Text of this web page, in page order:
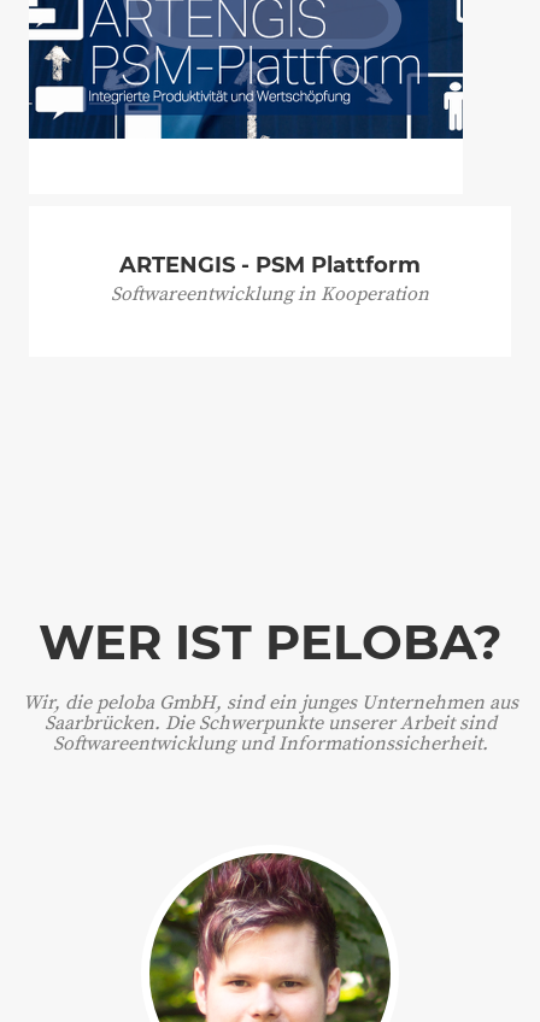
ARTENGIS - PSM Plattform
Softwareentwicklung in Kooperation
WER IST PELOBA?
Wir, die peloba GmbH, sind ein junges Unternehmen aus
Saarbrücken. Die Schwerpunkte unserer Arbeit sind
Softwareentwicklung und Informations­sicherheit.